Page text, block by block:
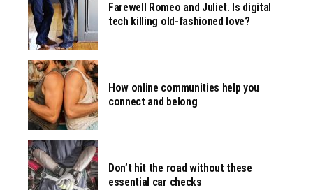
Farewell Romeo and Juliet. Is digital
tech killing old-fashioned love?
How online communities help you
connect and belong
Don’t hit the road without these
essential car checks